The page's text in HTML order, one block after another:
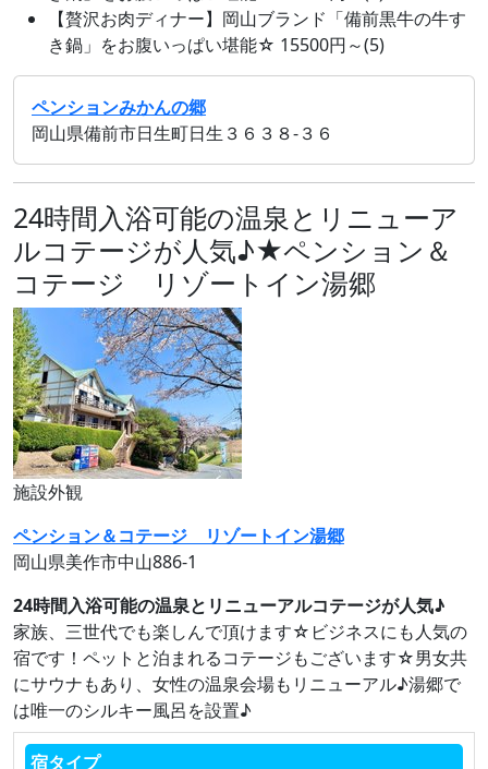
【贅沢お肉ディナー】岡山ブランド「備前黒牛の牛す
き鍋」をお腹いっぱい堪能☆ 15500円～(5)
ペンションみかんの郷
岡山県備前市日生町日生３６３８‐３６
24時間入浴可能の温泉とリニューア
ルコテージが人気♪★ペンション＆
コテージ リゾートイン湯郷
施設外観
ペンション＆コテージ リゾートイン湯郷
岡山県美作市中山886-1
24時間入浴可能の温泉とリニューアルコテージが人気♪
家族、三世代でも楽しんで頂けます☆ビジネスにも人気の
宿です！ペットと泊まれるコテージもございます☆男女共
にサウナもあり、女性の温泉会場もリニューアル♪湯郷で
は唯一のシルキー風呂を設置♪
宿タイプ